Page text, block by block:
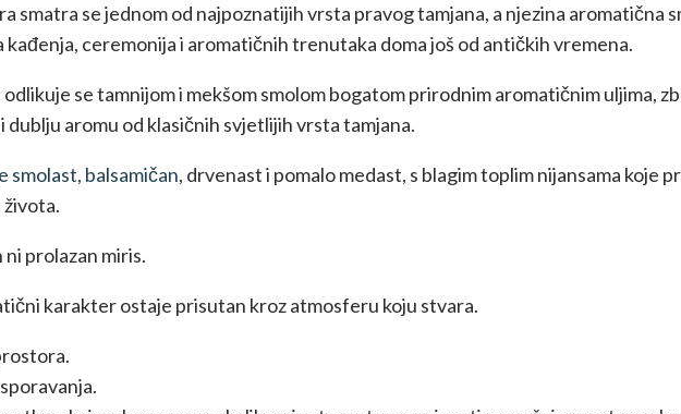
smatra se jednom od najpoznatijih vrsta pravog tamjana, a njezina aromatična
ceremonija i aromatičnih trenutaka doma još od antičkih vremena.
odlikuje se tamnijom i mekšom smolom bogatom prirodnim aromatičnim uljima,
dublju aromu od klasičnih svjetlijih vrsta tamjana.
smolast, balsamičan, drvenast i pomalo medast, s blagim toplim nijansama koje
ni prolazan miris.
karakter ostaje prisutan kroz atmosferu koju stvara.